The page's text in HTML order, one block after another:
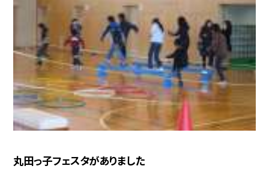
丸田っ子フェスタがありました